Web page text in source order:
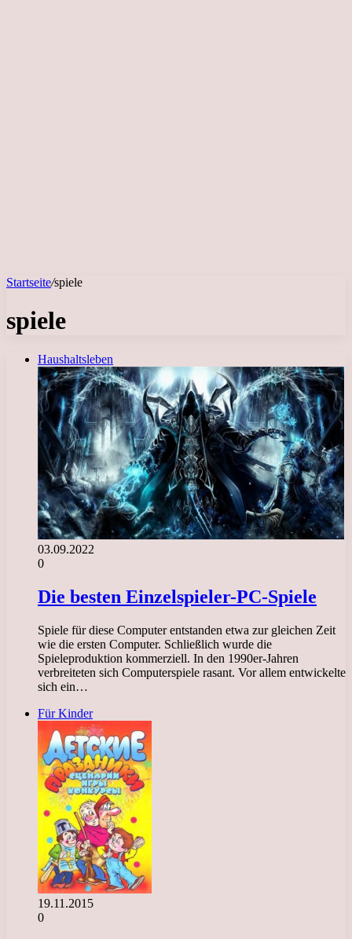
Startseite/spiele
spiele
Haushaltsleben
03.09.2022
0
Die besten Einzelspieler-PC-Spiele
Spiele für diese Computer entstanden etwa zur gleichen Zeit
wie die ersten Computer. Schließlich wurde die
Spieleproduktion kommerziell. In den 1990er-Jahren
verbreiteten sich Computerspiele rasant. Vor allem entwickelte
sich ein…
Für Kinder
19.11.2015
0